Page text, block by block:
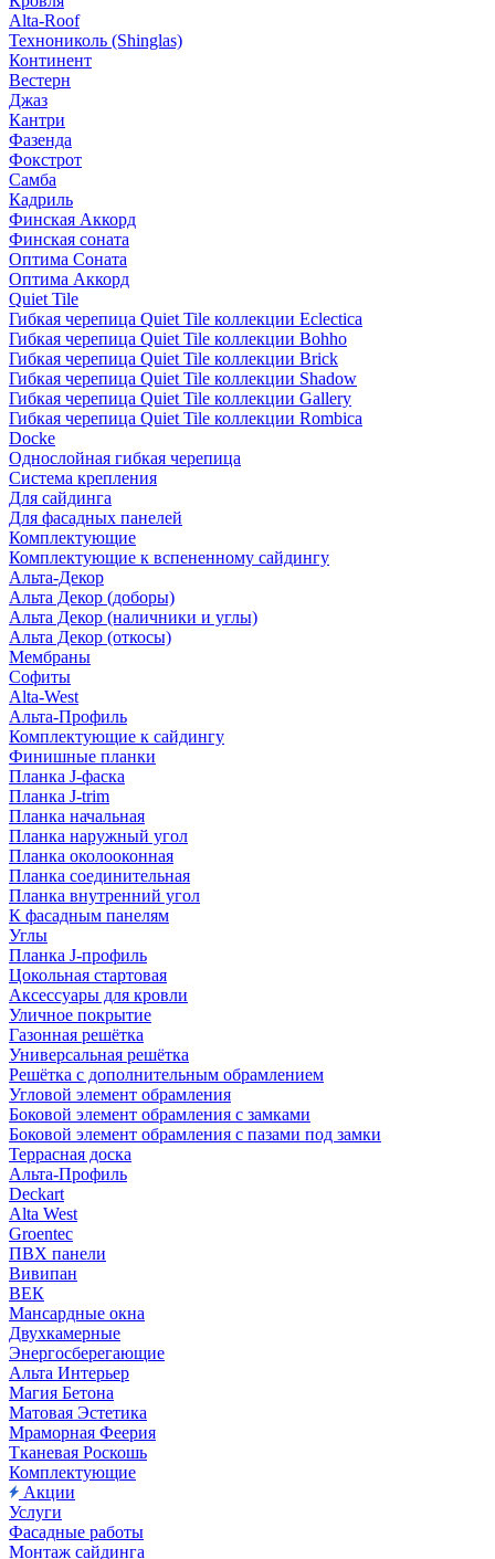
Alta-Roof
Технониколь (Shinglas)
Континент
Вестерн
Джаз
Кантри
Фазенда
Фокстрот
Самба
Кадриль
Финская Аккорд
Финская соната
Оптима Соната
Оптима Аккорд
Quiet Tile
Гибкая черепица Quiet Tile коллекции Eclectica
Гибкая черепица Quiet Tile коллекции Bohho
Гибкая черепица Quiet Tile коллекции Brick
Гибкая черепица Quiet Tile коллекции Shadow
Гибкая черепица Quiet Tile коллекции Gallery
Гибкая черепица Quiet Tile коллекции Rombica
Docke
Однослойная гибкая черепица
Система крепления
Для сайдинга
Для фасадных панелей
Комплектующие
Комплектующие к вспененному сайдингу
Альта-Декор
Альта Декор (доборы)
Альта Декор (наличники и углы)
Альта Декор (откосы)
Мембраны
Софиты
Alta-West
Альта-Профиль
Комплектующие к сайдингу
Финишные планки
Планка J-фаска
Планка J-trim
Планка начальная
Планка наружный угол
Планка околооконная
Планка соединительная
Планка внутренний угол
К фасадным панелям
Углы
Планка J-профиль
Цокольная стартовая
Аксессуары для кровли
Уличное покрытие
Газонная решётка
Универсальная решётка
Решётка с дополнительным обрамлением
Угловой элемент обрамления
Боковой элемент обрамления с замками
Боковой элемент обрамления с пазами под замки
Террасная доска
Альта-Профиль
Deckart
Alta West
Groentec
ПВХ панели
Вивипан
ВЕК
Мансардные окна
Двухкамерные
Энергосберегающие
Альта Интерьер
Магия Бетона
Матовая Эстетика
Мраморная Феерия
Тканевая Роскошь
Комплектующие
Акции
Услуги
Фасадные работы
Монтаж сайдинга